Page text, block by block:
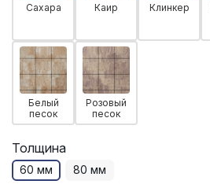
Сахара Каир Клинкер
Белый
песок
Розовый
песок
Толщина
60 мм 80 мм